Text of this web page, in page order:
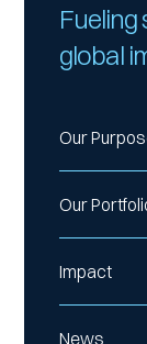
global
Our
Our
Impact
News